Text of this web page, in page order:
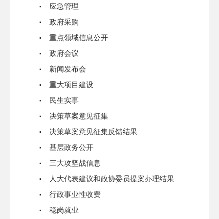
应急管理
政府采购
重点领域信息公开
政府会议
新闻发布会
重大项目建设
民生实事
决策草案意见征集
决策草案意见征集反馈结果
基层政务公开
三大攻坚战信息
人大代表建议和政协委员提案办理结果
行政事业性收费
稳岗就业